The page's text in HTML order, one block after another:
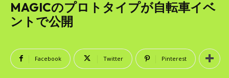
MAGICのプロトタイプが自転車イベ
ントで公開
Facebook Twitter Pinterest